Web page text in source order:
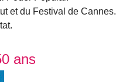
et du Festival de Cannes.
ans